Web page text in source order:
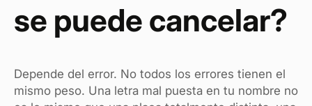
se puede cancelar?
Depende del error. No todos los errores tienen el
mismo peso. Una letra mal puesta en tu nombre no